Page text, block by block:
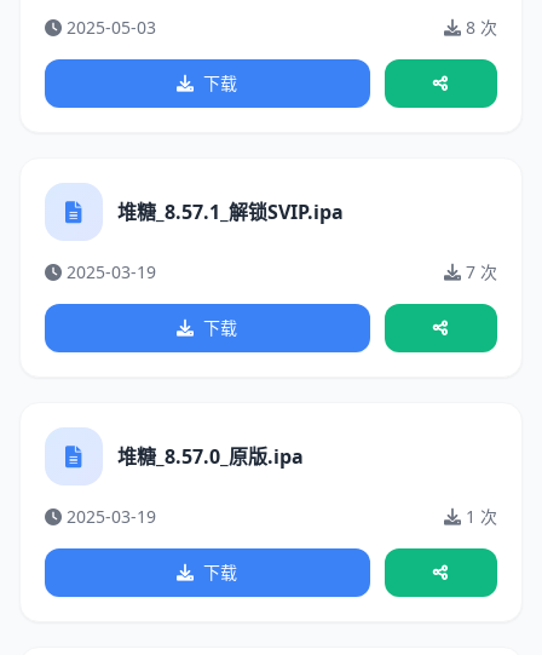
2025-05-03 8 次
下载
堆糖_8.57.1_解锁SVIP.ipa
2025-03-19 7 次
下载
堆糖_8.57.0_原版.ipa
2025-03-19 1 次
下载